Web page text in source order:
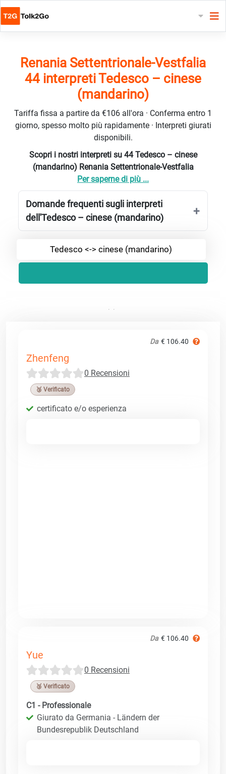
Renania Settentrionale-Vestfalia
44 interpreti Tedesco – cinese
(mandarino)
Tariffa fissa a partire da €106 all'ora · Conferma entro 1
giorno, spesso molto più rapidamente · Interpreti giurati
disponibili.
Scopri i nostri interpreti su 44 Tedesco – cinese
(mandarino) Renania Settentrionale-Vestfalia
Per saperne di più ...
Domande frequenti sugli interpreti
dell'Tedesco – cinese (mandarino)
Tedesco <-> cinese (mandarino)
Da € 106.40
Zhenfeng
0 Recensioni
🥉 Verificato
certificato e/o esperienza
Da € 106.40
Yue
0 Recensioni
🥉 Verificato
C1 - Professionale
Giurato da Germania - Ländern der
Bundesrepublik Deutschland